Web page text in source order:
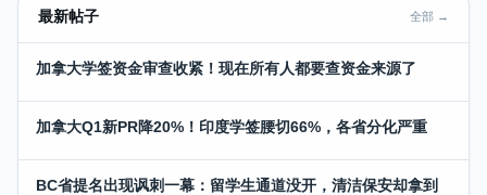
最新帖子 全部 →
加拿大学签资金审查收紧！现在所有人都要查资金来源了
加拿大Q1新PR降20%！印度学签腰切66%，各省分化严重
BC省提名出现讽刺一幕：留学生通道没开，清洁保安却拿到